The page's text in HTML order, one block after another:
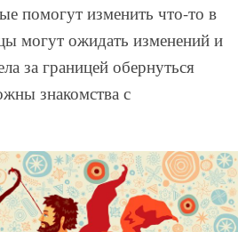
помогут изменить что-то в
могут ожидать изменений и
за границей обернуться
знакомства с